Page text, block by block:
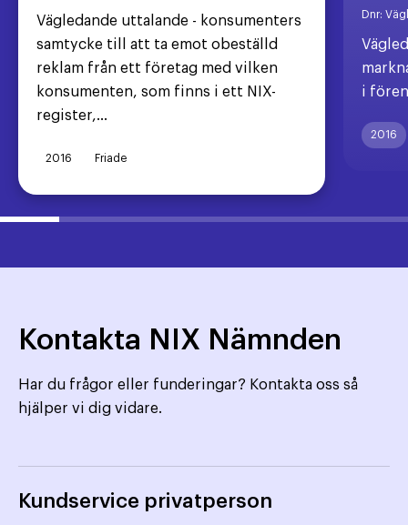
Vägledande uttalande - konsumenters
samtycke till att ta emot obeställd
reklam från ett företag med vilken
konsumenten, som finns i ett NIX-
register,...
2016 Friade
Dnr:
i
2016
Kontakta NIX Nämnden
Har du frågor eller funderingar? Kontakta oss så
hjälper vi dig vidare.
Kundservice privatperson